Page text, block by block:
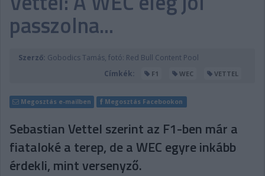
PODCAST
SHOP
TIPPJÁTÉK
DIGITÁLIS MAGAZIN
passzolna...
Szerző: Gobodics Tamás, fotó: Red Bull Content Pool
Címkék:
F1 WEC VETTEL
Megosztás e-mailben Megosztás Facebookon
Sebastian Vettel szerint az F1-ben már a
fiataloké a terep, de a WEC egyre inkább
érdekli, mint versenyző.